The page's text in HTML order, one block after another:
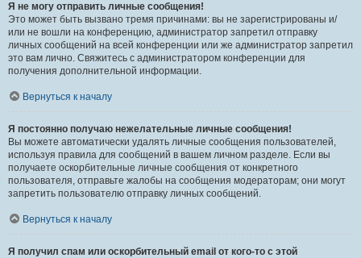
Я не могу отправить личные сообщения!
Это может быть вызвано тремя причинами: вы не зарегистрированы и/
или не вошли на конференцию, администратор запретил отправку
личных сообщений на всей конференции или же администратор запретил
это вам лично. Свяжитесь с администратором конференции для
получения дополнительной информации.
Вернуться к началу
Я постоянно получаю нежелательные личные сообщения!
Вы можете автоматически удалять личные сообщения пользователей,
используя правила для сообщений в вашем личном разделе. Если вы
получаете оскорбительные личные сообщения от конкретного
пользователя, отправьте жалобы на сообщения модераторам; они могут
запретить пользователю отправку личных сообщений.
Вернуться к началу
Я получил спам или оскорбительный email от кого-то с этой